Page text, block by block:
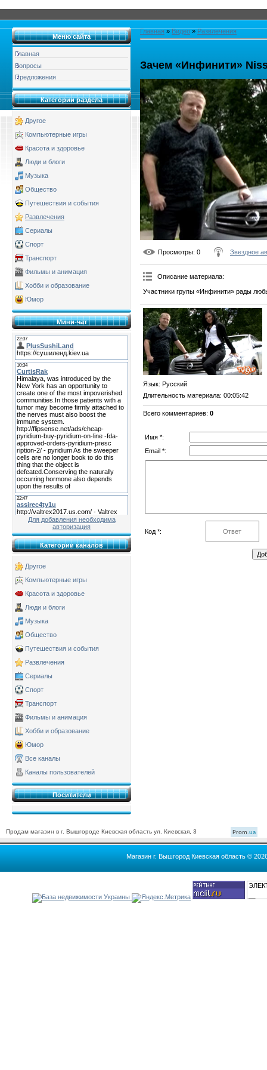
Меню сайта
Главная
Вопросы
Предложения
Категории раздела
Другое
Компьютерные игры
Красота и здоровье
Люди и блоги
Музыка
Общество
Путешествия и события
Развлечения
Сериалы
Спорт
Транспорт
Фильмы и анимация
Хобби и образование
Юмор
Мини-чат
Для добавления необходима
авторизация
Категории каналов
Другое
Компьютерные игры
Красота и здоровье
Люди и блоги
Музыка
Общество
Путешествия и события
Развлечения
Сериалы
Спорт
Транспорт
Фильмы и анимация
Хобби и образование
Юмор
Все каналы
Каналы пользователей
Поситители
Главная » Видео » Развлечения
Зачем «Инфинити»
Просмотры: 0 Звездное
Описание материала:
Участники групы «Инфинити» рады
Язык: Русский
Длительность материала: 00:05:42
Всего комментариев: 0
Имя *:
Email *:
Код *:
Продам магазин в г. Вышгороде Киевская область ул. Киевская, 3 Prom.ua
Магазин г. Вышгород Киевская область ©